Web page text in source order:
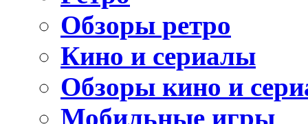
Обзоры ретро
Кино и сериалы
Обзоры кино и
Мобильные игры